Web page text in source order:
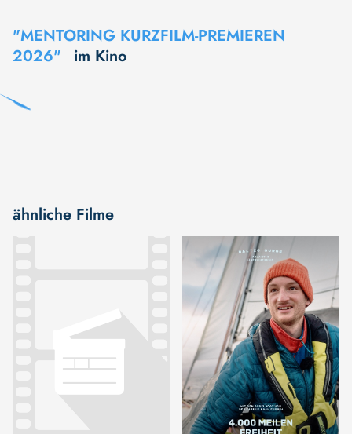
"MENTORING KURZFILM-PREMIEREN
2026"
im Kino
ähnliche Filme